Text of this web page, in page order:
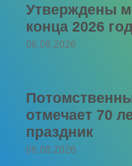
Утверждены
конца 2026
06.08.2026
отмечает 70
праздник
06.08.2026